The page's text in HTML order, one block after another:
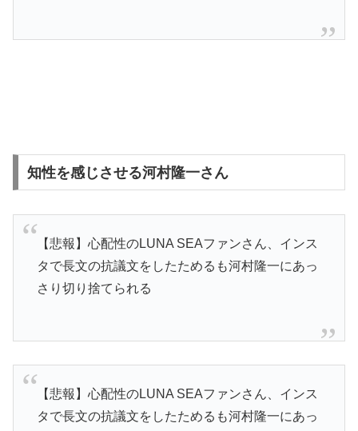
知性を感じさせる河村隆一さん
【悲報】心配性のLUNA SEAファンさん、インス
タで長文の抗議文をしたためるも河村隆一にあっ
さり切り捨てられる
【悲報】心配性のLUNA SEAファンさん、インス
タで長文の抗議文をしたためるも河村隆一にあっ